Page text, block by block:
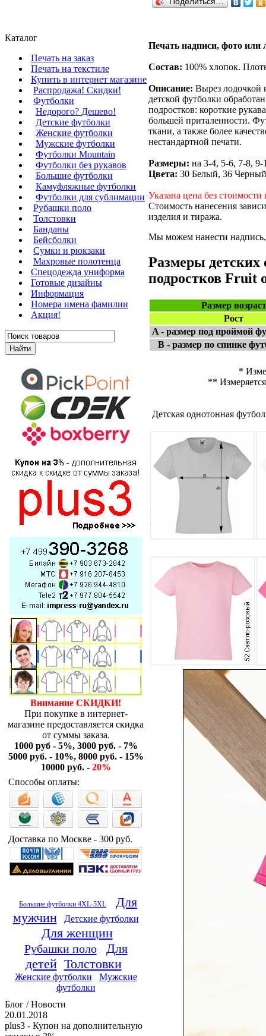
Каталог
Печать на заказ
Печать на текстиле
Купить в интернет магазине
Распродажа! Скидки!
Футболки
Недорого? Дешево!
Детские футболки
Женские футболки
Мужские футболки
Футболки Mountain
Футболки без рукавов
Большие футболки
Камуфляжные футболки
Футболки для сублимации
Рубашки поло
Толстовки
Банданы
Бейсболки
Сумки и рюкзаки
Махровые полотенца
Cпецодежда униформа
Готовые дизайны
Информация
Номера имена фамилии
Акция!
Внимание СКИДКИ!
При покупке в интернет-
магазине предоставляется скидка
от суммы заказа.
1000 руб - 5%, 3000 руб. - 7%
5000 руб. - 10%, 8000 руб. - 15%
10000 руб. - 20%
Способы оплаты:
Доставка по Москве - 300 руб.
Большие футболки 4XL-5XL
Для
мужчин
Детские футболки
Для женщин
Рубашки поло
Для
детей Толстовки
Женские футболки
Мужские
футболки
Блог / Новости
20.01.2018
plus3 - Купон на дополнительную
Печать надписи, фото или
Состав: 100% хлопок.
Описание: Вырез лодочкой
детской футболки
подростков: короткие
большей приталенности.
ткани, а также более
нестандартной печати.
Размеры: на 3-4, 5-6, 7-8, 9-
Цвета: 30 Белый, 36
Указана цена без
Стоимость нанесения
изделия и тиража.
Мы можем нанести надпись,
Размеры детских
подростков Fruit
Размер возраст
Рост
A - размер под проймой
B - размер по спинке
*
**
Детская однотонная